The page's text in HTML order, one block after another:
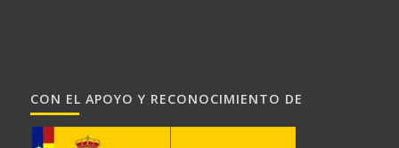
CON EL APOYO Y RECONOCIMIENTO DE